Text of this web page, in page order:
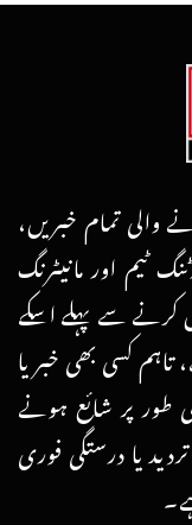
والی تمام خبریں،
ٹیم اور مانیٹرنگ
کرنے سے پہلے اسکے
تاہم کسی بھی خبر یا
طور پر شائع ہونے
یا درستگی فوری